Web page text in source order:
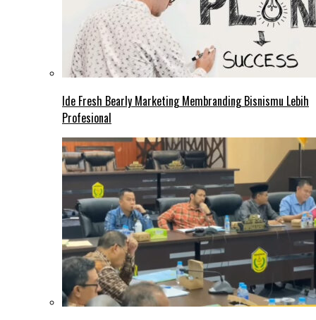
Ide Fresh Bearly Marketing Membranding Bisnismu Lebih
Profesional